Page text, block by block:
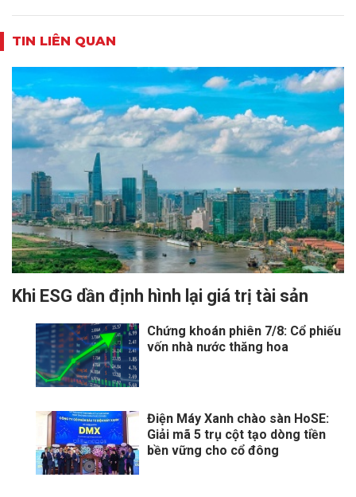
TIN LIÊN QUAN
Khi ESG dần định hình lại giá trị tài sản
Chứng khoán phiên 7/8: Cổ phiếu
vốn nhà nước thăng hoa
Điện Máy Xanh chào sàn HoSE:
Giải mã 5 trụ cột tạo dòng tiền
bền vững cho cổ đông